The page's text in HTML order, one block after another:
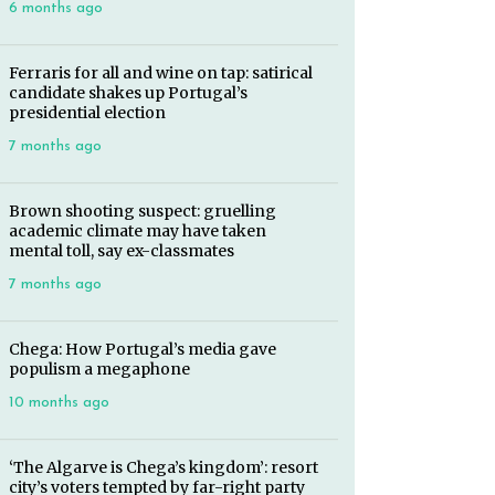
6 months ago
Ferraris for all and wine on tap: satirical
candidate shakes up Portugal’s
presidential election
7 months ago
Brown shooting suspect: gruelling
academic climate may have taken
mental toll, say ex-classmates
7 months ago
Chega: How Portugal’s media gave
populism a megaphone
10 months ago
‘The Algarve is Chega’s kingdom’: resort
city’s voters tempted by far-right party